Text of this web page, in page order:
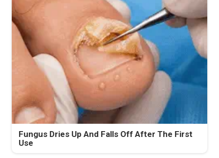
Fungus Dries Up And Falls Off After The First
Use